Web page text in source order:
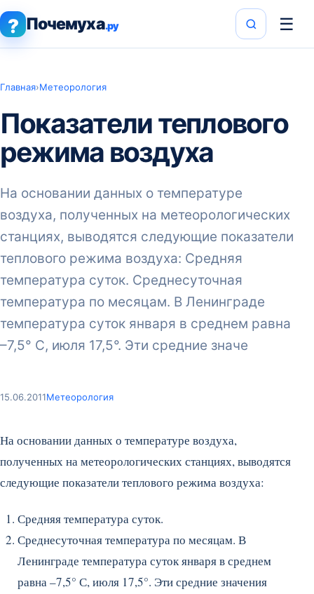
? Почемуха.ру ☰
Главная›Метеорология
Показатели теплового
режима воздуха
На основании данных о температуре
воздуха, полученных на метеорологических
станциях, выводятся следующие показатели
теплового режима воздуха: Средняя
температура суток. Среднесуточная
температура по месяцам. В Ленинграде
температура суток января в среднем равна
–7,5° С, июля 17,5°. Эти средние значе
15.06.2011Метеорология
На основании данных о температуре воздуха,
полученных на метеорологических станциях, выводятся
следующие показатели теплового режима воздуха:
Средняя температура суток.
Среднесуточная температура по месяцам. В
Ленинграде температура суток января в среднем
равна –7,5° С, июля 17,5°. Эти средние значения